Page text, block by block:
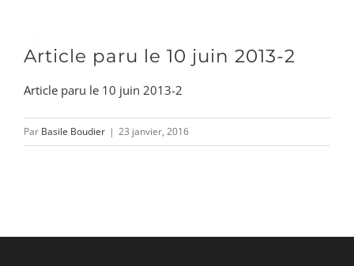
contenu
Toggle
Article paru le 10 juin 2013-2
Article paru le 10 juin 2013-2
Par Basile Boudier | 23 janvier, 2016